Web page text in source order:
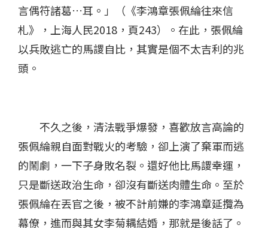
言偶符諸葛…耳。」（《李鴻章張佩綸往來信
札》，上海人民2018，頁243）。在此，張佩綸
以兵敗逃亡的馬謖自比，其實是個不太吉利的兆
頭。
不久之後，清法戰爭爆發，喜歡放言高論的
張佩綸親自面對戰火的考驗，卻上演了棄軍而逃
的鬧劇，一下子身敗名裂。還好他比馬謖幸運，
只是斷送政治生命，卻沒有斷送肉體生命。至於
張佩綸在丟官之後，被不計前嫌的李鴻章延攬為
幕僚，進而與其女李菊耦結婚，那就是後話了。